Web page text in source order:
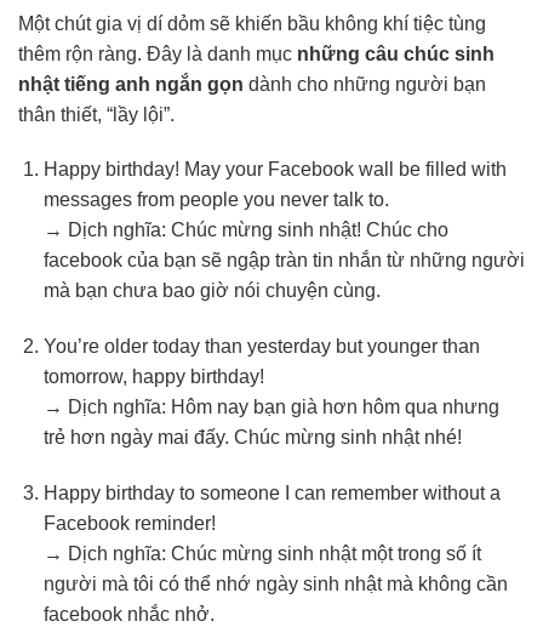
Một chút gia vị dí dỏm sẽ khiến bầu không khí tiệc tùng
thêm rộn ràng. Đây là danh mục những câu chúc sinh
nhật tiếng anh ngắn gọn dành cho những người bạn
thân thiết, “lầy lội”.
Happy birthday! May your Facebook wall be filled with
messages from people you never talk to.
→ Dịch nghĩa: Chúc mừng sinh nhật! Chúc cho
facebook của bạn sẽ ngập tràn tin nhắn từ những người
mà bạn chưa bao giờ nói chuyện cùng.
You’re older today than yesterday but younger than
tomorrow, happy birthday!
→ Dịch nghĩa: Hôm nay bạn già hơn hôm qua nhưng
trẻ hơn ngày mai đấy. Chúc mừng sinh nhật nhé!
Happy birthday to someone I can remember without a
Facebook reminder!
→ Dịch nghĩa: Chúc mừng sinh nhật một trong số ít
người mà tôi có thể nhớ ngày sinh nhật mà không cần
facebook nhắc nhở.